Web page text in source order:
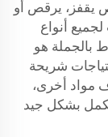
يقفز، يرقص أو
أنواع
بالجملة هو
شريحة
مواد أخرى،
بشكل جيد